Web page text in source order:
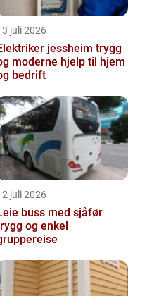
juli 2026
jessheim trygg
moderne hjelp til hjem
bedrift
juli 2026
buss med sjåfør
og enkel